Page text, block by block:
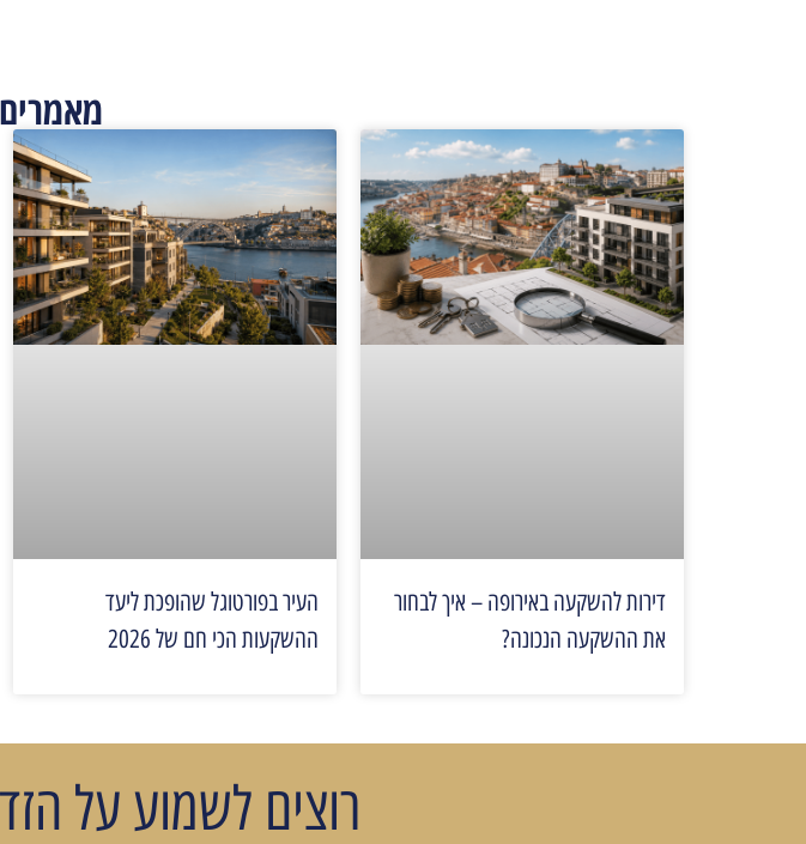
דירות להשקעה באירופה – איך לבחור
את ההשקעה הנכונה?
העיר בפורטוגל שהופכת ליעד
ההשקעות הכי חם של 2026
רוצים לשמוע על